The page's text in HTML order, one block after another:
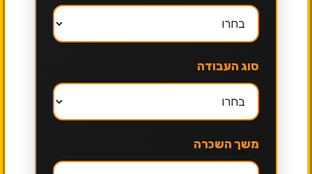
סוג העבודה
משך השכרה